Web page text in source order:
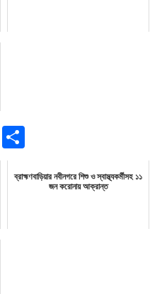
ব্রাহ্মণবাড়িয়ার নবীনগরে শিশু ও স্বাস্থ্যকর্মীসহ ১১
জন করোনায় আক্রান্ত